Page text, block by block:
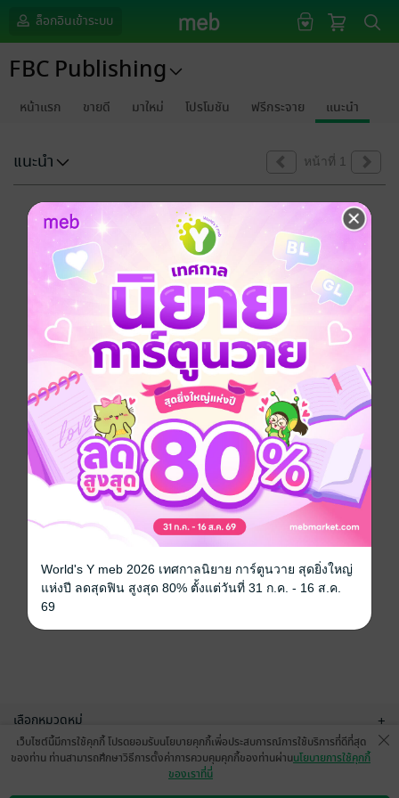
ล็อกอินเข้าระบบ
FBC Publishing
หน้าแรก ขายดี มาใหม่ โปรโมชัน ฟรีกระจาย แนะนำ
แนะนำ หน้าที่ 1
ขออภัยด้วยนะคะ
ไม่พบข้อมูลในหัวข้อที่คุณกำลังชมค่ะ
เลือกหมวดหมู่ +
บริการช่วยเหลือ
เว็บไซต์นี้มีการใช้คุกกี้ โปรดยอมรับนโยบายคุกกี้เพื่อประสบการณ์การใช้บริการที่ดีที่สุด
ของท่าน ท่านสามารถศึกษาวิธีการตั้งค่าการควบคุมคุกกี้ของท่านผ่านนโยบายการใช้คุกกี้
ของเราที่นี่
World's Y meb 2026 เทศกาลนิยาย การ์ตูนวาย สุดยิ่งใหญ่
แห่งปี ลดสุดฟิน สูงสุด 80% ตั้งแต่วันที่ 31 ก.ค. - 16 ส.ค.
69